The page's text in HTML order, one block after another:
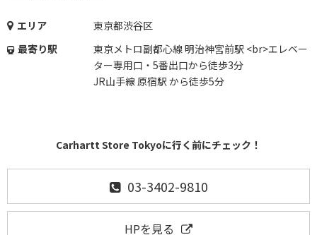
エリア
東京都渋谷区
最寄り駅
東京メトロ副都心線 明治神宮前駅 <br>エレベー
ター専用口・5番出口から徒歩3分
JR山手線 原宿駅 から徒歩5分
Carhartt Store Tokyoに行く前にチェック！
03-3402-9810
HPを見る